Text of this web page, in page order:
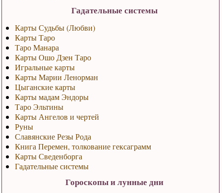
Гадательные системы
Карты Судьбы (Любви)
Карты Таро
Таро Манара
Карты Ошо Дзен Таро
Игральные карты
Карты Марии Ленорман
Цыганские карты
Карты мадам Эндоры
Таро Эльтины
Карты Ангелов и чертей
Руны
Славянские Резы Рода
Книга Перемен, толкование гексаграмм
Карты Сведенборга
Гадательные системы
Гороскопы и лунные дни